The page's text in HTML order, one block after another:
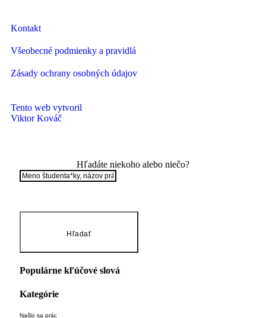
Kontakt
Všeobecné podmienky a pravidlá
Zásady ochrany osobných údajov
Tento web vytvoril
Viktor Kováč
Hľadáte niekoho alebo niečo?
Hľadať
Populárne kľúčové slová
Kategórie
Našlo sa prác